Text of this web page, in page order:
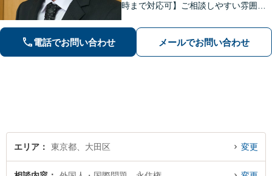
時まで対応可】ご相談しやすい雰囲気
ります。お気軽にご相談ください【法
テラス利用可】
電話でお問い合わせ メールでお問い合わせ
エリア 東京都、大田区 変更